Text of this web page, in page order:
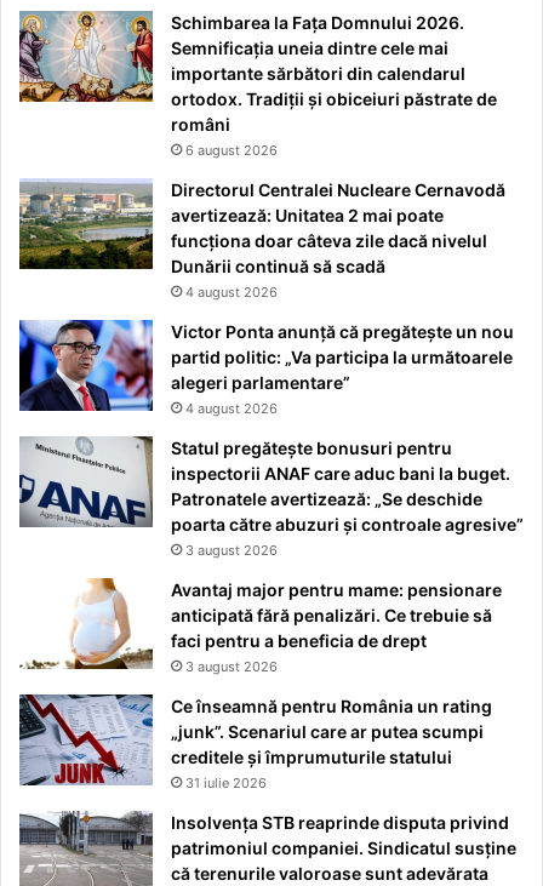
Schimbarea la Fața Domnului 2026.
Semnificația uneia dintre cele mai
importante sărbători din calendarul
ortodox. Tradiții și obiceiuri păstrate de
români
6 august 2026
Directorul Centralei Nucleare Cernavodă
avertizează: Unitatea 2 mai poate
funcționa doar câteva zile dacă nivelul
Dunării continuă să scadă
4 august 2026
Victor Ponta anunță că pregătește un nou
partid politic: „Va participa la următoarele
alegeri parlamentare”
4 august 2026
Statul pregătește bonusuri pentru
inspectorii ANAF care aduc bani la buget.
Patronatele avertizează: „Se deschide
poarta către abuzuri și controale agresive”
3 august 2026
Avantaj major pentru mame: pensionare
anticipată fără penalizări. Ce trebuie să
faci pentru a beneficia de drept
3 august 2026
Ce înseamnă pentru România un rating
„junk”. Scenariul care ar putea scumpi
creditele și împrumuturile statului
31 iulie 2026
Insolvența STB reaprinde disputa privind
patrimoniul companiei. Sindicatul susține
că terenurile valoroase sunt adevărata